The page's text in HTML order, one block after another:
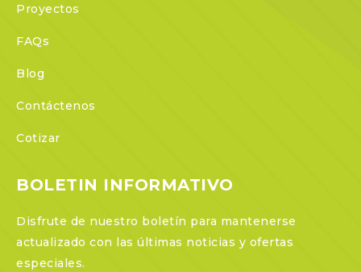
Proyectos
FAQs
Blog
Contáctenos
Cotizar
BOLETIN INFORMATIVO
Disfrute de nuestro boletín para mantenerse
actualizado con las últimas noticias y ofertas
especiales.